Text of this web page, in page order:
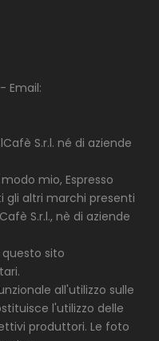
Email:
S.r.l. né di aziende
mio, Espresso
gli altri marchi presenti
S.r.l., nè di aziende
sito
all'utilizzo sulle
l'utilizzo delle
produttori. Le foto